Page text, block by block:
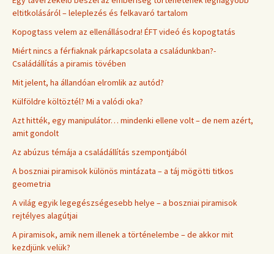
eltitkolásáról – leleplezés és felkavaró tartalom
Kopogtass velem az ellenállásodra! ÉFT videó és kopogtatás
Miért nincs a férfiaknak párkapcsolata a családunkban?-
Családállítás a piramis tövében
Mit jelent, ha állandóan elromlik az autód?
Külföldre költöztél? Mi a valódi oka?
Azt hitték, egy manipulátor… mindenki ellene volt – de nem azért,
amit gondolt
Az abúzus témája a családállítás szempontjából
A boszniai piramisok különös mintázata – a táj mögötti titkos
geometria
A világ egyik legegészségesebb helye – a boszniai piramisok
rejtélyes alagútjai
A piramisok, amik nem illenek a történelembe – de akkor mit
kezdjünk velük?